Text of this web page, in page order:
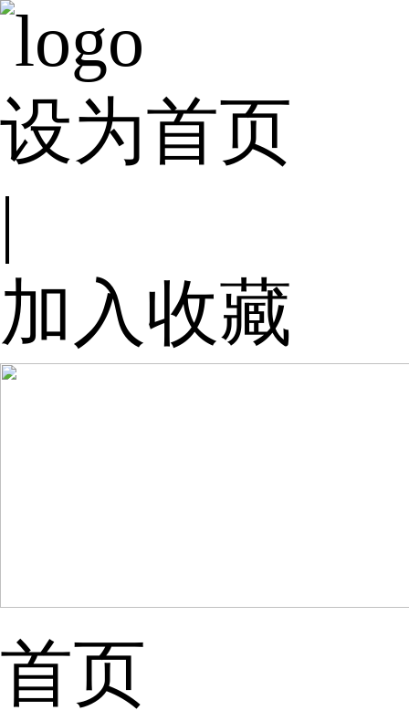
设为首页
|
加入收藏
首页